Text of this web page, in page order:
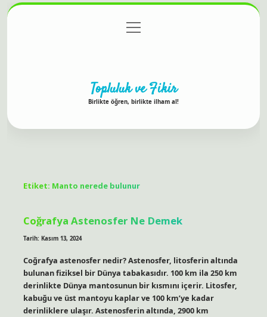
Gizlilik Politikası
menüyü
aç
Topluluk ve Fikir
Birlikte öğren, birlikte ilham al!
Etiket: Manto nerede bulunur
Coğrafya Astenosfer Ne Demek
Tarih: Kasım 13, 2024
Coğrafya astenosfer nedir? Astenosfer, litosferin altında
bulunan fiziksel bir Dünya tabakasıdır. 100 km ila 250 km
derinlikte Dünya mantosunun bir kısmını içerir. Litosfer,
kabuğu ve üst mantoyu kaplar ve 100 km’ye kadar
derinliklere ulaşır. Astenosferin altında, 2900 km